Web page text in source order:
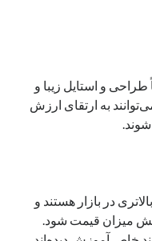
طراحی و استایل زیبا و
به ارتقای ارزش
در بازار هستند و
میزان قیمت شود.